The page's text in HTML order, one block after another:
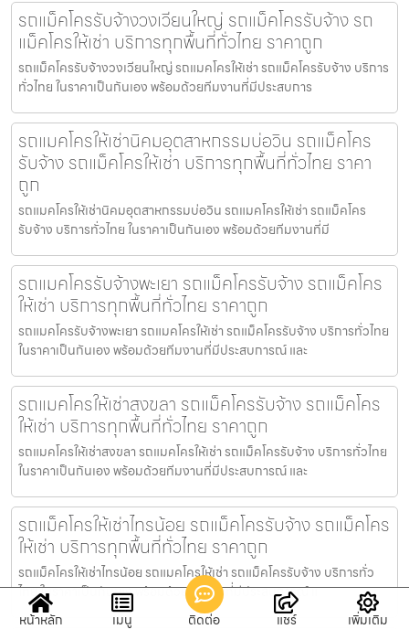
รถแม็คโครรับจ้างวงเวียนใหญ่ รถแม็คโครรับจ้าง รถ
แม็คโครให้เช่า บริการทุกพื้นที่ทั่วไทย ราคาถูก
รถแม็คโครรับจ้างวงเวียนใหญ่ รถแมคโครให้เช่า รถแม็คโครรับจ้าง บริการ
ทั่วไทย ในราคาเป็นกันเอง พร้อมด้วยทีมงานที่มีประสบการ
รถแมคโครให้เช่านิคมอุตสาหกรรมบ่อวิน รถแม็คโคร
รับจ้าง รถแม็คโครให้เช่า บริการทุกพื้นที่ทั่วไทย ราคา
ถูก
รถแมคโครให้เช่านิคมอุตสาหกรรมบ่อวิน รถแมคโครให้เช่า รถแม็คโคร
รับจ้าง บริการทั่วไทย ในราคาเป็นกันเอง พร้อมด้วยทีมงานที่มี
รถแมคโครรับจ้างพะเยา รถแม็คโครรับจ้าง รถแม็คโคร
ให้เช่า บริการทุกพื้นที่ทั่วไทย ราคาถูก
รถแมคโครรับจ้างพะเยา รถแมคโครให้เช่า รถแม็คโครรับจ้าง บริการทั่วไทย
ในราคาเป็นกันเอง พร้อมด้วยทีมงานที่มีประสบการณ์ และ
รถแมคโครให้เช่าสงขลา รถแม็คโครรับจ้าง รถแม็คโคร
ให้เช่า บริการทุกพื้นที่ทั่วไทย ราคาถูก
รถแมคโครให้เช่าสงขลา รถแมคโครให้เช่า รถแม็คโครรับจ้าง บริการทั่วไทย
ในราคาเป็นกันเอง พร้อมด้วยทีมงานที่มีประสบการณ์ และ
รถแม็คโครให้เช่าไทรน้อย รถแม็คโครรับจ้าง รถแม็คโคร
ให้เช่า บริการทุกพื้นที่ทั่วไทย ราคาถูก
รถแม็คโครให้เช่าไทรน้อย รถแมคโครให้เช่า รถแม็คโครรับจ้าง บริการทั่ว
ไทย ในราคาเป็นกันเอง พร้อมด้วยทีมงานที่มีประสบการณ์ แ
หน้าหลัก
เมนู ติดต่อ แชร์ เพิ่มเติม